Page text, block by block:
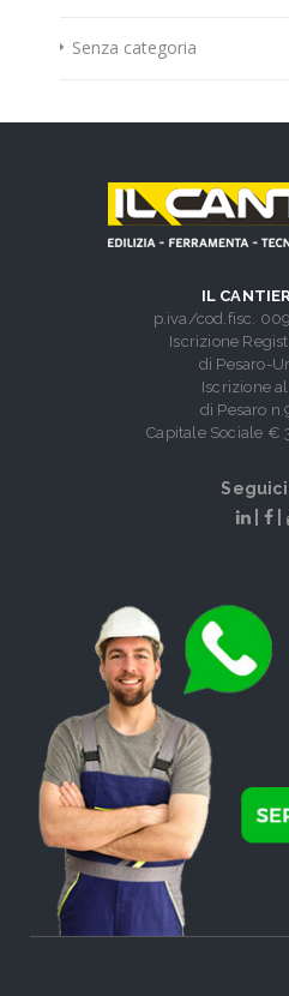
Senza categoria
IL
p.iva/cod.fisc.
Iscrizione
di Pesaro-
Iscrizione al
di Pesaro
Capitale Sociale €
Seguici